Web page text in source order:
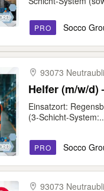
PRO Socco
93073
Helfer (m/w/d)
Einsatzort:
(3-Schicht-
PRO Socco
93073